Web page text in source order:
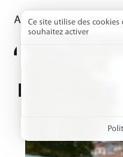
Accueil Ressources
Les Agoras
Ce site utilise des
souhaitez activer